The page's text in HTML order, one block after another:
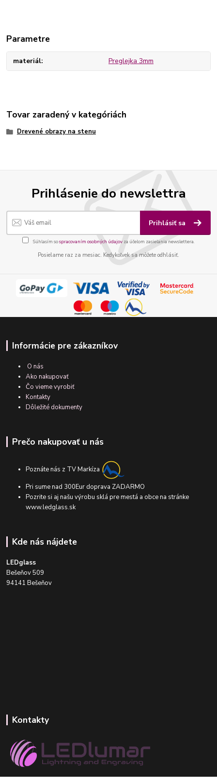
Parametre
materiál Preglejka 3mm
Tovar zaradený v kategóriách
Drevené obrazy na stenu
Prihlásenie do newslettra
Prihlásiť sa
Súhlasím sospracovaním osobných údajov za účelom zasielania newslettera.
Posielame raz za mesiac. Kedykoľvek sa môžete odhlásiť.
Informácie pre zákazníkov
O nás
Ako nakupovať
Čo vieme vyrobiť
Kontakty
Dôležité dokumenty
Prečo nakupovať u nás
Poznáte nás z TV Markíza
Pri sume nad 300Eur doprava ZADARMO
Pozrite si aj našu výrobu sklá pre mestá a obce na stránke
www.ledglass.sk
Kde nás nájdete
LEDglass
Bešeňov 509
94141 Bešeňov
Kontakty